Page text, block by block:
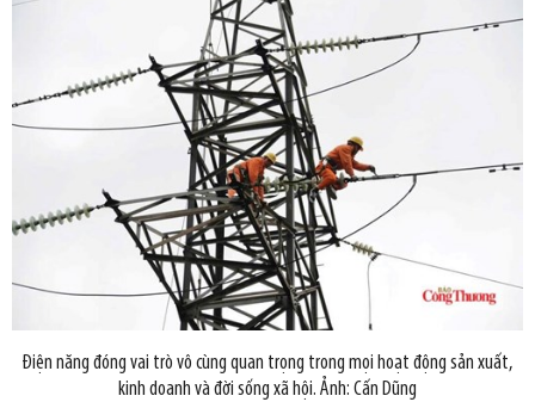
Điện năng đóng vai trò vô cùng quan trọng trong mọi hoạt động sản xuất,
kinh doanh và đời sống xã hội. Ảnh: Cấn Dũng